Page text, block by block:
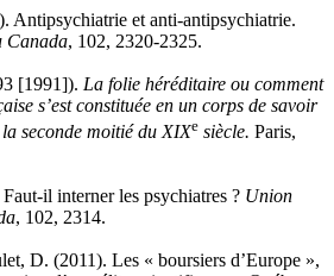
Antipsychiatrie et anti-antipsychiatrie.
Canada, 102, 2320-2325.
[1991]). La folie héréditaire ou comment
s’est constituée en un corps de savoir
seconde moitié du XIXe siècle. Paris,
il interner les psychiatres ? Union
, 102, 2314.
D. (2011). Les « boursiers d’Europe »,